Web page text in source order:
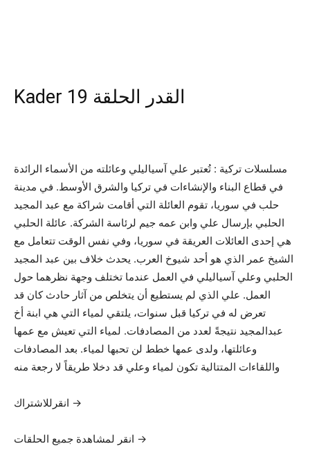
Kader 19 القدر الحلقة
مسلسلات تركية : تُعتبر علي آسياليلي وعائلته من الأسماء الرائدة
في قطاع البناء والإنشاءات في تركيا والشرق الأوسط. في مدينة
حلب في سوريا، تقوم العائلة التي أقامت شراكة مع عبد المجيد
الحلبي بإرسال علي وابن عمه جيم لرئاسة الشركة. عائلة الحلبي
هي إحدى العائلات العريقة في سوريا، وفي نفس الوقت تتعامل مع
الشيخ عمر الذي هو أحد شيوخ العرب. يحدث خلاف بين عبد المجيد
الحلبي وعلي آسياليلي في العمل عندما تختلف وجهة نظرهما حول
العمل. علي الذي لم يستطيع أن يتخلص من آثار حادث كان قد
تعرض له في تركيا قبل سنوات، يلتقي لمياء التي هي ابنة أخ
عبدالمجيد نتيجةً لعدد من المصادفات. لمياء التي تعيش مع عمها
وعائلتها، ولدى عمها خطط لن تحبها لمياء. بعد المصادفات
واللقاءات المتتالية تكون لمياء وعلي قد دخلا طريقاً لا رجعة منه
انقرللاشتراك →
انقر لمشاهدة جميع الحلقات →